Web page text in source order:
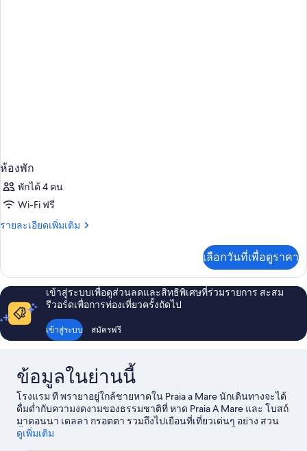
ห้องพัก
พักได้ 4 คน
Wi-Fi ฟรี
รายละเอียดเพิ่มเติม
ราย
เกี่ยว
กับ
ห้อง
พัก
เลือกวันที่เพื่อดูราคา
เข้าสู่ระบบเพื่อดูส่วนลดและสิทธิพิเศษที่ร่วมรายการ สะสม
รีวอร์ดเพื่อการท่องเที่ยวครั้งถัดไป
เข้าสู่ระบบ สมัครฟรี
ข้อมูลในย่านนี้
โรงแรม ที พรายาอยู่ใกล้ชายหาดใน Praia a Mare นักเดินทางจะได้
ดื่มด่ำกับความงดงามของธรรมชาติที่ หาด Praia A Mare และ โบสถ์
มาดอนนา เดลลา กรอตตา รวมถึงไปเยือนที่เที่ยวเด่นๆ อย่าง สวน
น้ำ AquaFans และ อิโซลา เปโดนาเล สกาเลอา ย่านนี้มีกิจกรรม
ดูเพิ่มเติม